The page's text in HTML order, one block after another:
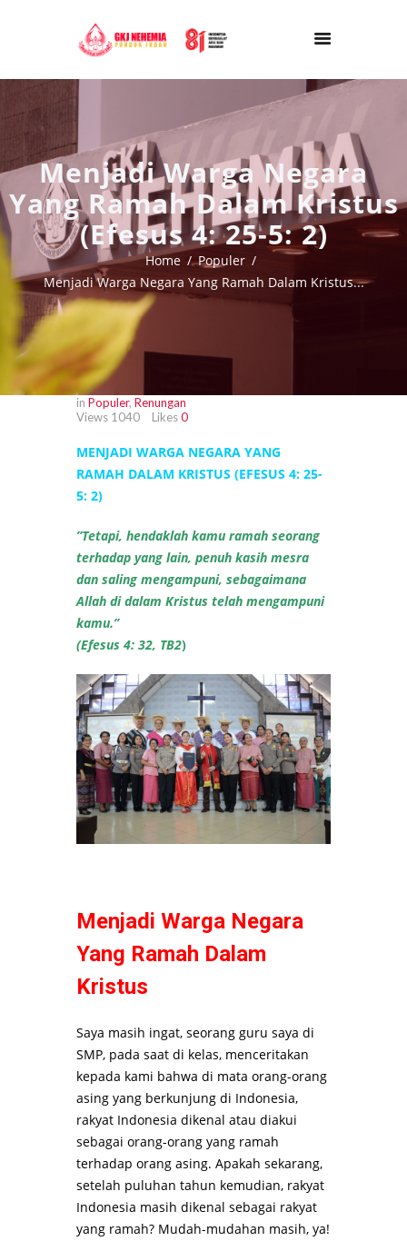
Menjadi Warga Negara
Yang Ramah Dalam Kristus
(Efesus 4: 25-5: 2)
Home
Populer
Menjadi Warga Negara Yang Ramah Dalam Kristus...
in Populer, Renungan
Views 1040 Likes0
MENJADI WARGA NEGARA YANG
RAMAH DALAM KRISTUS (EFESUS 4: 25-
5: 2)
”Tetapi, hendaklah kamu ramah seorang
terhadap yang lain, penuh kasih mesra
dan saling mengampuni, sebagaimana
Allah di dalam Kristus telah mengampuni
kamu.”
(Efesus 4: 32, TB2)
Menjadi Warga Negara
Yang Ramah Dalam
Kristus
Saya masih ingat, seorang guru saya di
SMP, pada saat di kelas, menceritakan
kepada kami bahwa di mata orang-orang
asing yang berkunjung di Indonesia,
rakyat Indonesia dikenal atau diakui
sebagai orang-orang yang ramah
terhadap orang asing. Apakah sekarang,
setelah puluhan tahun kemudian, rakyat
Indonesia masih dikenal sebagai rakyat
yang ramah? Mudah-mudahan masih, ya!